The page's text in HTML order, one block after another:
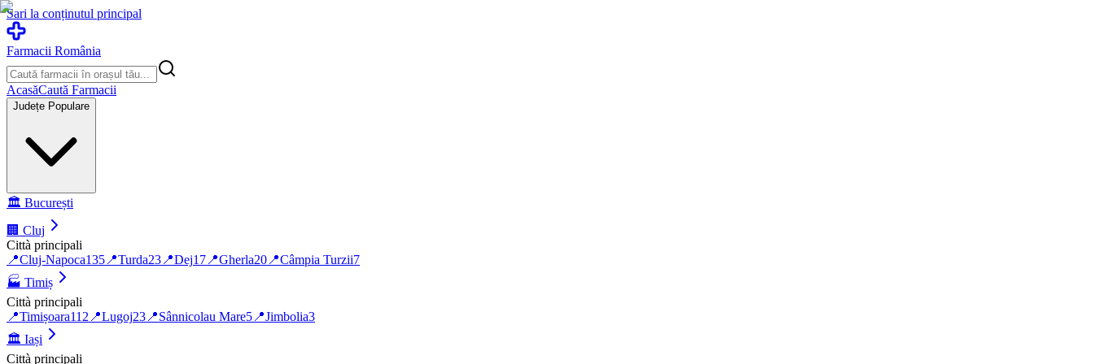
Sari la conținutul principal
Farmacii România
AcasăCaută Farmacii
Județe Populare
🏛️ București
🏢 Cluj
Città principali
📍Cluj-Napoca135 📍Turda23 📍Dej17 📍Gherla20 📍Câmpia Turzii7
🏭 Timiș
Città principali
📍Timișoara112 📍Lugoj23 📍Sânnicolau Mare5 📍Jimbolia3
🏛️ Iași
Città principali